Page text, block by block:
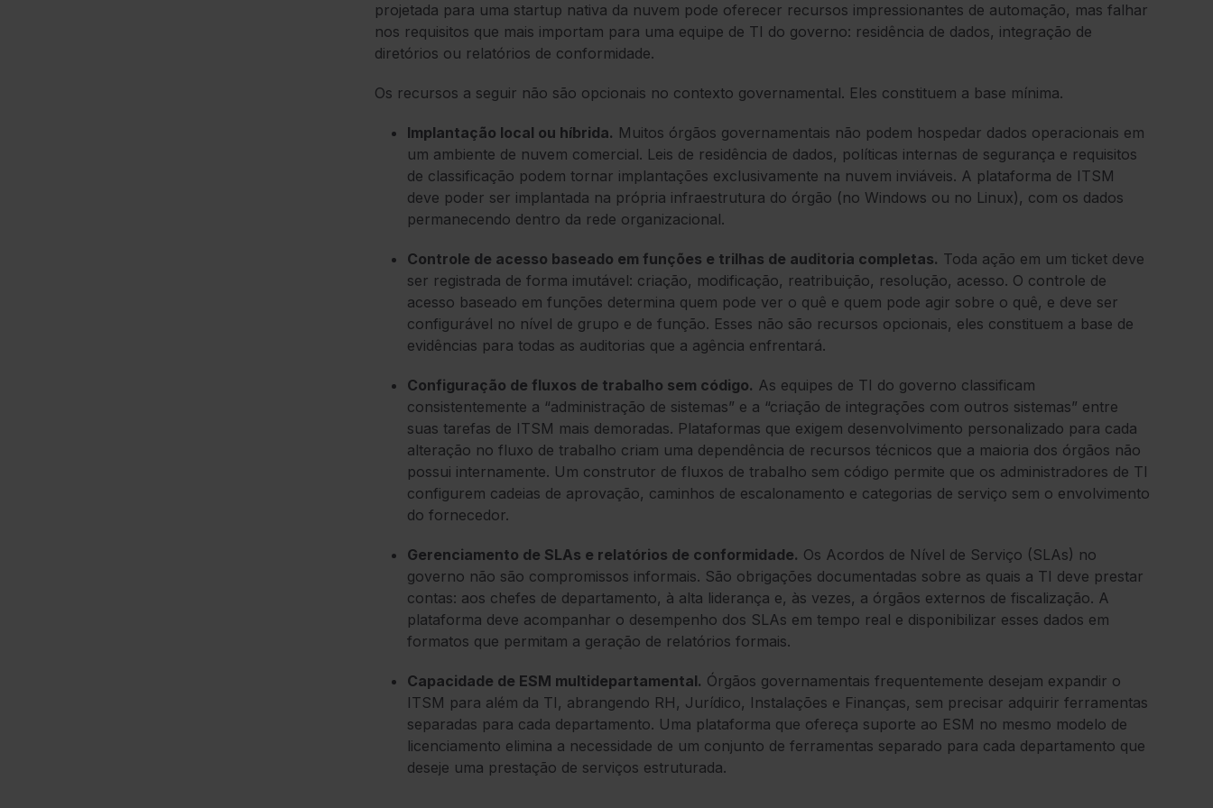
projetada para uma startup nativa da nuvem pode oferecer recursos impressionantes de automação, mas falhar
nos requisitos que mais importam para uma equipe de TI do governo: residência de dados, integração de
diretórios ou relatórios de conformidade.
Os recursos a seguir não são opcionais no contexto governamental. Eles constituem a base mínima.
Implantação local ou híbrida. Muitos órgãos governamentais não podem hospedar dados operacionais em
um ambiente de nuvem comercial. Leis de residência de dados, políticas internas de segurança e requisitos
de classificação podem tornar implantações exclusivamente na nuvem inviáveis. A plataforma de ITSM
deve poder ser implantada na própria infraestrutura do órgão (no Windows ou no Linux), com os dados
permanecendo dentro da rede organizacional.
Controle de acesso baseado em funções e trilhas de auditoria completas. Toda ação em um ticket deve
ser registrada de forma imutável: criação, modificação, reatribuição, resolução, acesso. O controle de
acesso baseado em funções determina quem pode ver o quê e quem pode agir sobre o quê, e deve ser
configurável no nível de grupo e de função. Esses não são recursos opcionais, eles constituem a base de
evidências para todas as auditorias que a agência enfrentará.
Configuração de fluxos de trabalho sem código. As equipes de TI do governo classificam
consistentemente a “administração de sistemas” e a “criação de integrações com outros sistemas” entre
suas tarefas de ITSM mais demoradas. Plataformas que exigem desenvolvimento personalizado para cada
alteração no fluxo de trabalho criam uma dependência de recursos técnicos que a maioria dos órgãos não
possui internamente. Um construtor de fluxos de trabalho sem código permite que os administradores de TI
configurem cadeias de aprovação, caminhos de escalonamento e categorias de serviço sem o envolvimento
do fornecedor.
Gerenciamento de SLAs e relatórios de conformidade. Os Acordos de Nível de Serviço (SLAs) no
governo não são compromissos informais. São obrigações documentadas sobre as quais a TI deve prestar
contas: aos chefes de departamento, à alta liderança e, às vezes, a órgãos externos de fiscalização. A
plataforma deve acompanhar o desempenho dos SLAs em tempo real e disponibilizar esses dados em
formatos que permitam a geração de relatórios formais.
Capacidade de ESM multidepartamental. Órgãos governamentais frequentemente desejam expandir o
ITSM para além da TI, abrangendo RH, Jurídico, Instalações e Finanças, sem precisar adquirir ferramentas
separadas para cada departamento. Uma plataforma que ofereça suporte ao ESM no mesmo modelo de
licenciamento elimina a necessidade de um conjunto de ferramentas separado para cada departamento que
deseje uma prestação de serviços estruturada.